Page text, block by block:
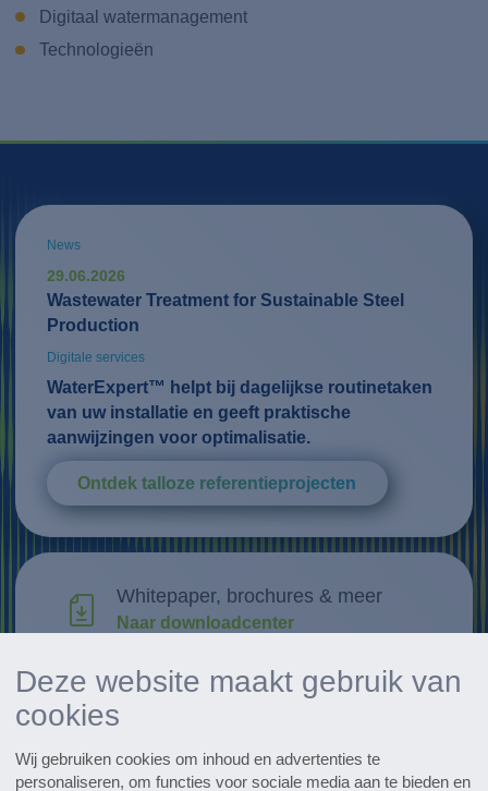
Deze website maakt gebruik van
cookies
Wij gebruiken cookies om inhoud en advertenties te
personaliseren, om functies voor sociale media aan te bieden en
Digitaal watermanagement
Technologieën
News
29.06.2026
Wastewater Treatment for Sustainable Steel
Production
Digitale services
WaterExpert™ helpt bij dagelijkse routinetaken
van uw installatie en geeft praktische
aanwijzingen voor optimalisatie.
Ontdek talloze referentieprojecten
Whitepaper, brochures & meer
Naar downloadcenter
Research & Development
Ontdek innovaties
Alle evenementen in een oogopslag